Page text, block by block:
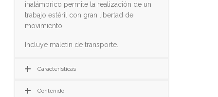
inalámbrico permite la realización de un
trabajo estéril con gran libertad de
movimiento.
Incluye maletín de transporte.
Características
Contenido